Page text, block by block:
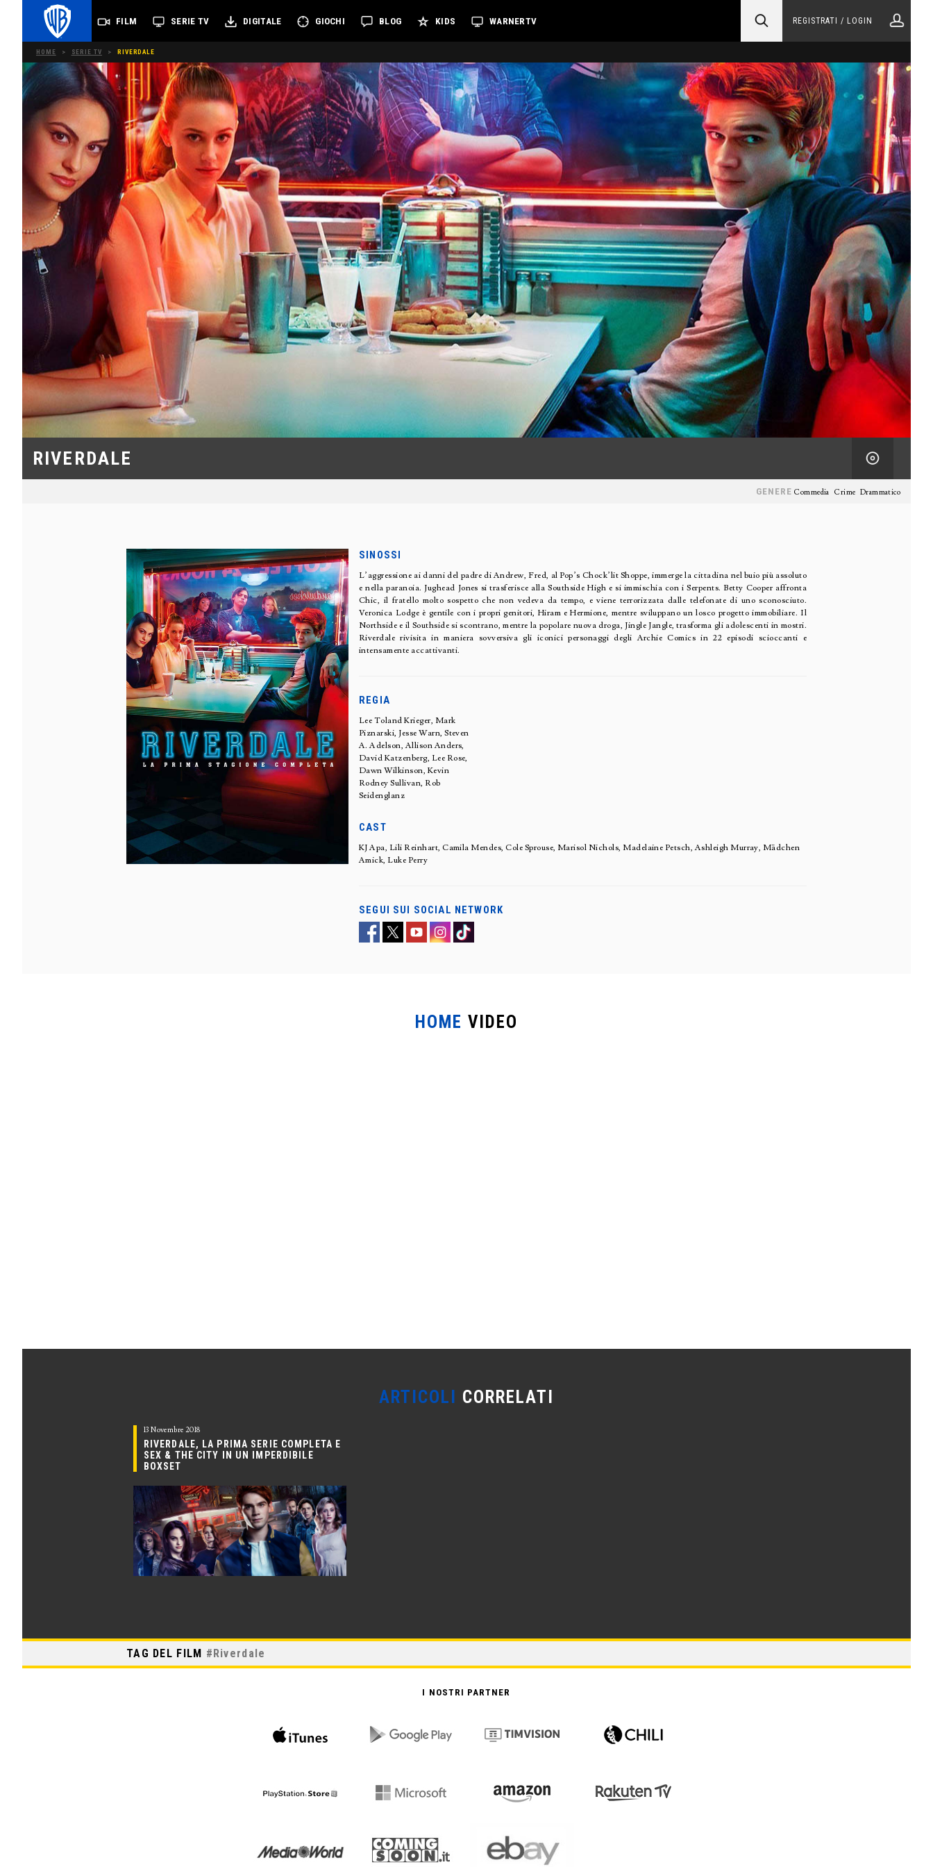
FILM SERIE TV DIGITALE GIOCHI BLOG KIDS WARNERTV REGISTRATI / LOGIN
HOME > SERIE TV > RIVERDALE
RIVERDALE
GENERE Commedia Crime Drammatico
SINOSSI
L’aggressione ai danni del padre di Andrew, Fred, al Pop’s Chock’lit Shoppe, immerge la cittadina nel buio più assoluto
e nella paranoia. Jughead Jones si trasferisce alla Southside High e si immischia con i Serpents. Betty Cooper affronta
Chic, il fratello molto sospetto che non vedeva da tempo, e viene terrorizzata dalle telefonate di uno sconosciuto.
Veronica Lodge è gentile con i propri genitori, Hiram e Hermione, mentre sviluppano un losco progetto immobiliare. Il
Northside e il Southside si scontrano, mentre la popolare nuova droga, Jingle Jangle, trasforma gli adolescenti in mostri.
Riverdale rivisita in maniera sovversiva gli iconici personaggi degli Archie Comics in 22 episodi scioccanti e
intensamente accattivanti.
REGIA
Lee Toland Krieger, Mark
Piznarski, Jesse Warn, Steven
A. Adelson, Allison Anders,
David Katzenberg, Lee Rose,
Dawn Wilkinson, Kevin
Rodney Sullivan, Rob
Seidenglanz
CAST
KJ Apa, Lili Reinhart, Camila Mendes, Cole Sprouse, Marisol Nichols, Madelaine Petsch, Ashleigh Murray, Mädchen
Amick, Luke Perry
SEGUI SUI SOCIAL NETWORK
HOME VIDEO
ARTICOLI CORRELATI
13 Novembre 2018
RIVERDALE, LA PRIMA SERIE COMPLETA E
SEX & THE CITY IN UN IMPERDIBILE
BOXSET
TAG DEL FILM #Riverdale
I NOSTRI PARTNER